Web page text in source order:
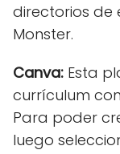
directorios de
Monster.
Canva: Esta
currículum con
Para poder
luego